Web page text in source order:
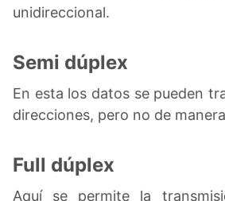
unidireccional.
Semi dúplex
En esta los datos se pueden
direcciones, pero no de
Full dúplex
Aquí se permite la